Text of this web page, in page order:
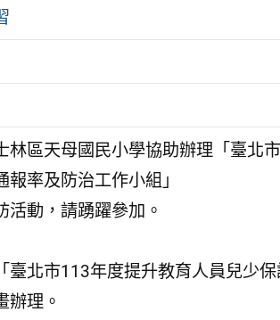
林區天母國民小學協助辦理「臺北
報率及防治工作小組」
活動，請踴躍參加。
臺北市113年度提升教育人員兒少
辦理。